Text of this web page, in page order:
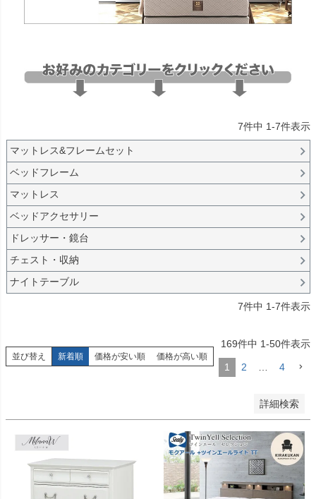
7件中 1-7件表示
マットレス&フレームセット
ベッドフレーム
マットレス
ベッドアクセサリー
ドレッサー・鏡台
チェスト・収納
ナイトテーブル
7件中 1-7件表示
並び替え 新着順 価格が安い順 価格が高い順
169件中 1-50件表示
1 2 4
詳細検索
ホワイト・雑貨
ナチュラル・雑貨
商品番号/JANコード
バンドル販売
予約商品
予約商品のみを表示
並び順
新着順
登録順
価格が安い順
キーワードヒット順